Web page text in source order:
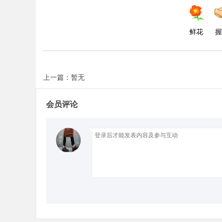
鲜花
上一篇：暂无
会员评论